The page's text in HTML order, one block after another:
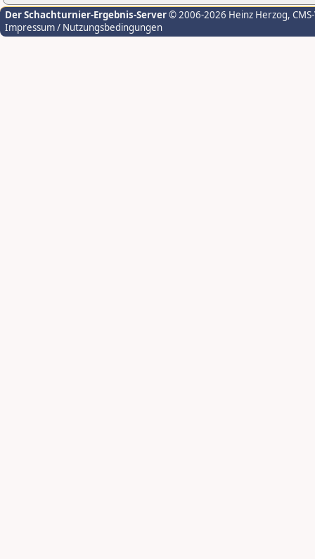
Der Schachturnier-Ergebnis-Server© 2006-2026 Heinz Herzog,
Impressum / Nutzungsbedingungen